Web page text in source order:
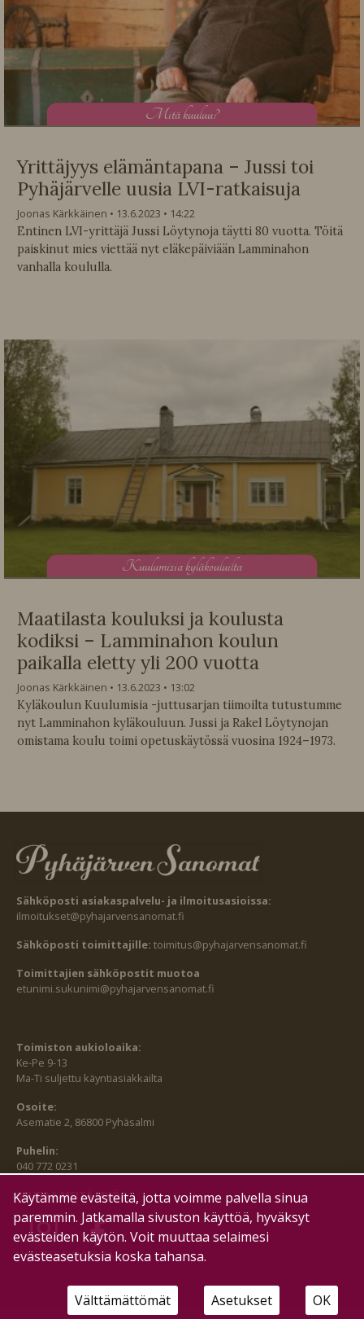
Mitä kuuluu?
Yrittäjyys elämäntapana – Jussi toi
Pyhäjärvelle uusia LVI-ratkaisuja
Joonas Kärkkäinen 13.6.2023
14:22
Entinen LVI-yrittäjä Jussi Löytynoja täytti 80 vuotta. Töitä
paiskinut mies viettää nyt eläkepäiviään Lamminahon
vanhalla koululla.
Kuulumisia kyläkouluilta
Maatilasta kouluksi ja koulusta
kodiksi – Lamminahon koulun
paikalla eletty yli 200 vuotta
Joonas Kärkkäinen 13.6.2023
13:02
Kyläkoulun Kuulumisia -juttusarjan tiimoilta tutustumme
nyt Lamminahon kyläkouluun. Jussi ja Rakel Löytynojan
omistama koulu toimi opetuskäytössä vuosina 1924–1973.
Sähköposti asiakaspalvelu- ja ilmoitusasioissa:
ilmoitukset@pyhajarvensanomat.fi
Sähköposti toimittajille: toimitus@pyhajarvensanomat.fi
Toimittajien sähköpostit muotoa
etunimi.sukunimi@pyhajarvensanomat.fi
Toimiston aukioloaika:
Ke-Pe 9-13
Ma-Ti suljettu käyntiasiakkailta
Osoite:
Asematie 2, 86800 Pyhäsalmi
Puhelin:
040 772 0231
SEURAA MEITÄ MYÖS:
HALLITSE EVÄSTEITÄ
Käytämme evästeitä, jotta voimme palvella sinua
paremmin. Jatkamalla sivuston käyttöä, hyväksyt
evästeiden käytön. Voit muuttaa selaimesi
evästeasetuksia koska tahansa.
Välttämättömät Asetukset OK